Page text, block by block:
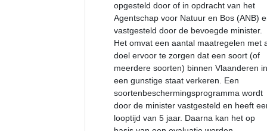
opgesteld door of in opdracht van het
Agentschap voor Natuur en Bos (ANB)
vastgesteld door de bevoegde minister.
Het omvat een aantal maatregelen met
doel ervoor te zorgen dat een soort (of
meerdere soorten) binnen Vlaanderen in
een gunstige staat verkeren. Een
soortenbeschermingsprogramma wordt
door de minister vastgesteld en heeft
looptijd van 5 jaar. Daarna kan het op